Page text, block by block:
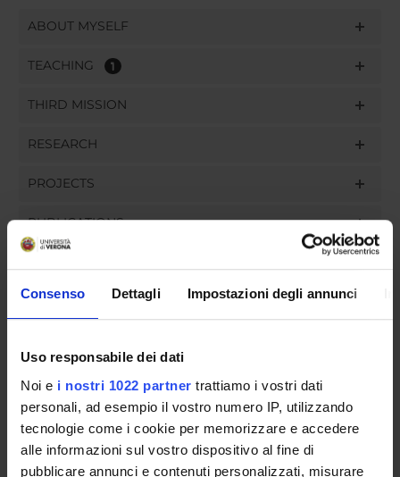
Consenso Dettagli Impostazioni degli annunci
Uso responsabile dei dati
Noi e i nostri 1022 partner trattiamo i vostri dati
personali, ad esempio il vostro numero IP, utilizzando
tecnologie come i cookie per memorizzare e accedere
alle informazioni sul vostro dispositivo al fine di
pubblicare annunci e contenuti personalizzati, misurare
ABOUT MYSELF
TEACHING 1
THIRD MISSION
RESEARCH
PROJECTS
PUBLICATIONS
ORGANISATION
COMMITTEES